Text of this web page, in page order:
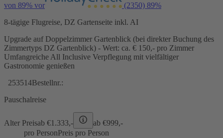
von 89% vor (2350) 89%
8-tägige Flugreise, DZ Gartenseite inkl. AI
Upgrade auf Doppelzimmer Gartenblick (bei direkter Buchung des
Zimmertyps DZ Gartenblick) - Wert: ca. € 150,- pro Zimmer
Umfangreiche All Inclusive Verpflegung mit vielfältiger
Gastronomie genießen
253514Bestellnr.:
Pauschalreise
Alter Preisab €1.333,- ab €999,-
pro PersonPreis pro Person